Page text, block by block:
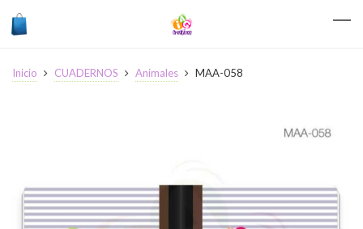
Inicio CUADERNOS Animales MAA-058